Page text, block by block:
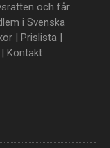
och får
i Svenska
| Prislista |
| Kontakt